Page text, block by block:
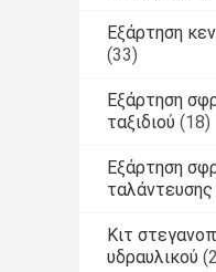
Εξάρτηση
(33)
Εξάρτηση
ταξιδιού (18)
Εξάρτηση
ταλάντευσης
Κιτ
υδραυλικού